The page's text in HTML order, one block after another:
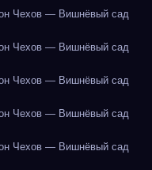
Чехов — Вишнёвый сад
Чехов — Вишнёвый сад
Чехов — Вишнёвый сад
Чехов — Вишнёвый сад
Чехов — Вишнёвый сад